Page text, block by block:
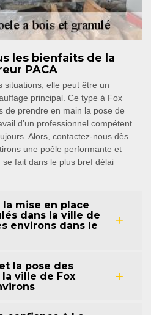
les bienfaits de la
PACA
situations, elle peut être un
principal. Ce type à Fox
de prendre en main la pose de
d’un professionnel compétent
Alors, contactez-nous dès
une poêle performante et
fait dans le plus bref délai
mise en place
dans la ville de
environs dans le
la pose des
ville de Fox